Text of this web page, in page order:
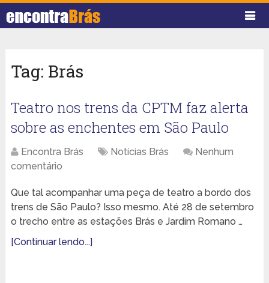
Tag: Brás
Teatro nos trens da CPTM faz alerta
sobre as enchentes em São Paulo
Encontra Brás Notícias Brás
Nenhum
comentário
Que tal acompanhar uma peça de teatro a bordo dos
trens de São Paulo? Isso mesmo. Até 28 de setembro
o trecho entre as estações Brás e Jardim Romano …
[Continuar lendo...]